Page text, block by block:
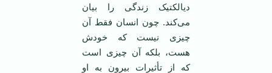
دیالکتیک زندگی را بیان
می‌کند. چون انسان فقط آن
چیزی نیست که خودش
هست، بلکه آن چیزی است
که از تأثیرات بیرون به او